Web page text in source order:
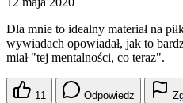
Dla mnie to idealny materiał na
wywiadach opowiadał, jak to
miał "tej mentalności, co teraz".
11 Odpowiedz